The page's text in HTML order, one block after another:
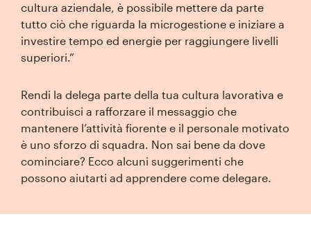
cultura aziendale, è possibile mettere da parte
tutto ciò che riguarda la microgestione e iniziare a
investire tempo ed energie per raggiungere livelli
superiori.”
Rendi la delega parte della tua cultura lavorativa e
contribuisci a rafforzare il messaggio che
mantenere l’attività fiorente e il personale motivato
è uno sforzo di squadra. Non sai bene da dove
cominciare? Ecco alcuni suggerimenti che
possono aiutarti ad apprendere come delegare.